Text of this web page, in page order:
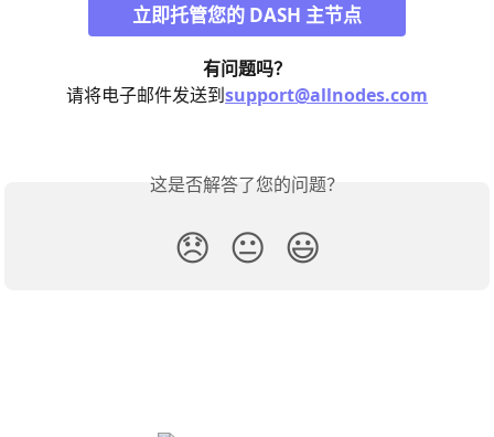
立即托管您的 DASH 主节点
有问题吗？
请将电子邮件发送到support@allnodes.com
这是否解答了您的问题？
😞 😐 😃